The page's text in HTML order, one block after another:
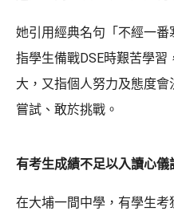
她引用經典名句「不經一番
指學生備戰DSE時艱苦學
大，又指個人努力及態度
嘗試、敢於挑戰。
有考生成績不足以入讀心儀
在大埔一間中學，有學生考